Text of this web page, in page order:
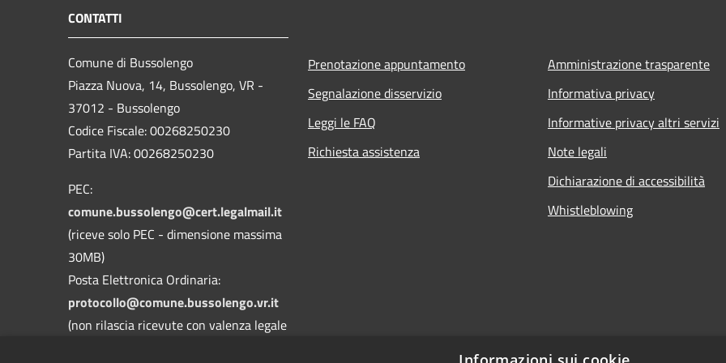
CONTATTI
Comune di Bussolengo
Piazza Nuova, 14, Bussolengo, VR -
37012 - Bussolengo
Codice Fiscale: 00268250230
Partita IVA: 00268250230
PEC:
comune.bussolengo@cert.legalmail.it
(riceve solo PEC - dimensione massima
30MB)
Posta Elettronica Ordinaria:
protocollo@comune.bussolengo.vr.it
(non rilascia ricevute con valenza legale
Prenotazione appuntamento
Segnalazione disservizio
Leggi le FAQ
Richiesta assistenza
Amministrazione trasparente
Informativa privacy
Informative privacy altri servizi
Note legali
Dichiarazione di accessibilità
Whistleblowing